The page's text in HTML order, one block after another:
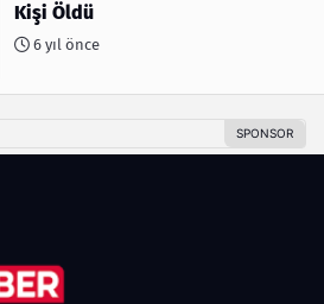
Kişi Öldü
6 yıl önce